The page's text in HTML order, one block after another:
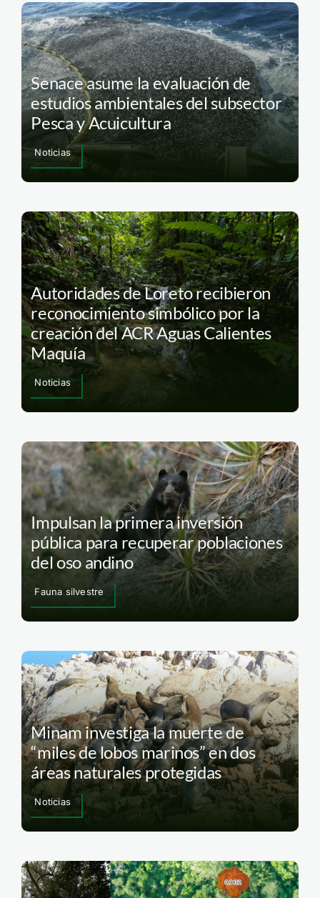
Senace asume la evaluación de
estudios ambientales del subsector
Pesca y Acuicultura
Noticias
Autoridades de Loreto recibieron
reconocimiento simbólico por la
creación del ACR Aguas Calientes
Maquía
Noticias
Impulsan la primera inversión
pública para recuperar poblaciones
del oso andino
Fauna silvestre
Minam investiga la muerte de
“miles de lobos marinos” en dos
áreas naturales protegidas
Noticias